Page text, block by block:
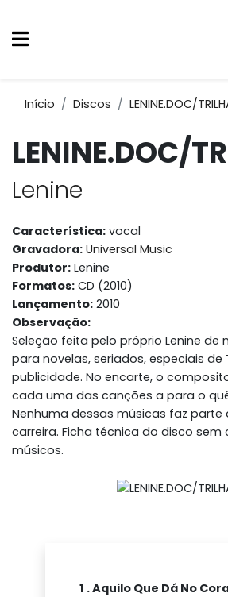
Início Discos LENINE.DOC/
LENINE.DOC/
Lenine
Característica: vocal
Gravadora: Universal Music
Produtor: Lenine
Formatos: CD (2010)
Lançamento: 2010
Observação:
Seleção feita pelo próprio Lenine
para novelas, seriados, especiais de
publicidade. No encarte, o
cada uma das canções a para o
Nenhuma dessas músicas faz parte
carreira. Ficha técnica do disco sem
músicos.
1 . Aquilo Que Dá No